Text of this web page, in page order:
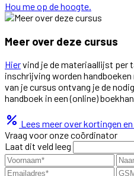
Hou me op de hoogte.
Meer over deze cursus
Hiervind je de materiaallijst per
inschrijving worden
van je cursus ontvang je de
handboek in een (online)
percent Lees meer over kortingen
Vraag voor onze coördinator
Laat dit veld leeg